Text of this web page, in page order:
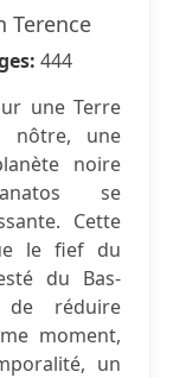
Terence
444
une Terre
nôtre, une
noire
se
Cette
le fief du
du Bas-
réduire
moment,
un